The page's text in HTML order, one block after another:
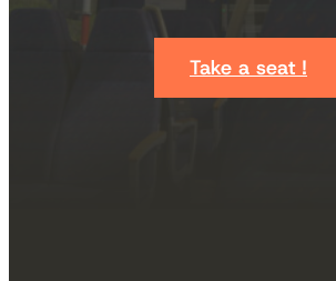
Take a seat !